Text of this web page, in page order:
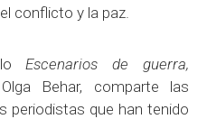
conflicto y la paz.
Escenarios de guerra,
Olga Behar, comparte las
periodistas que han tenido